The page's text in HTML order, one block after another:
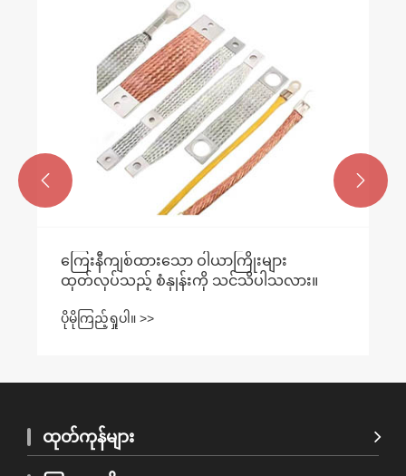
ကြေးနီကျစ်ထားသော ဝါယာကြိုးများ
ထုတ်လုပ်သည့် စံနှုန်းကို သင်သိပါသလား။
ပိုမိုကြည့်ရှုပါ။ >>
 
ထုတ်ကုန်များ